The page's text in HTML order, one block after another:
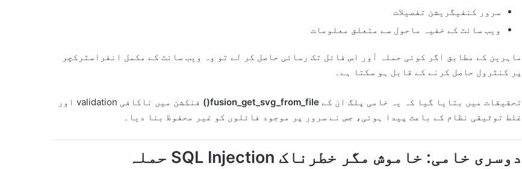
سرور کنفیگریشن تفصیلات
ویب سائٹ کے خفیہ ماحول سے متعلق معلومات
ماہرین کے مطابق اگر کوئی حملہ آور اس فائل تک رسائی حاصل کر لے تو وہ ویب سائٹ کے مکمل انفراسٹرکچر
پر کنٹرول حاصل کرنے کے قابل ہو سکتا ہے۔
تحقیقات میں بتایا گیا کہ یہ خامی پلگ ان کے fusion_get_svg_from_file()
فنکشن میں ناکافی validation اور
غلط توثیقی نظام کے باعث پیدا ہوئی، جس نے سرور پر موجود فائلوں کو غیر محفوظ بنا دیا۔
دوسری خامی: خاموش مگر خطرناک SQL Injection حملہ